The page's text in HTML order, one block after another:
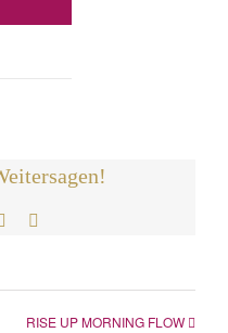
LinkedIn
RISE UP MORNING FLOW